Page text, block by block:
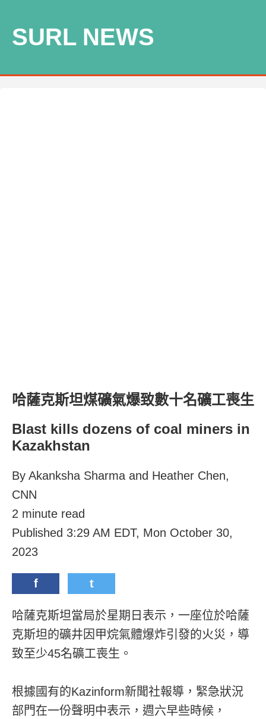
SURL NEWS
哈薩克斯坦煤礦氣爆致數十名礦工喪生
Blast kills dozens of coal miners in
Kazakhstan
By Akanksha Sharma and Heather Chen,
CNN
2 minute read
Published 3:29 AM EDT, Mon October 30,
2023
f t
哈薩克斯坦當局於星期日表示，一座位於哈薩
克斯坦的礦井因甲烷氣體爆炸引發的火災，導
致至少45名礦工喪生。
根據國有的Kazinform新聞社報導，緊急狀況
部門在一份聲明中表示，週六早些時候，